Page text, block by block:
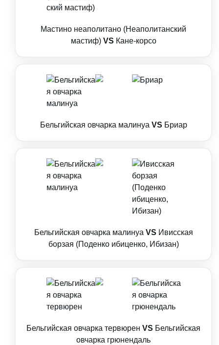
Мастино неаполитано (Неаполитанский
мастиф) VS Кане-корсо
Бельгийская овчарка малинуа VS Бриар
Бельгийская овчарка малинуа VS Ивисская
борзая (Поденко ибиценко, Ибизан)
Бельгийская овчарка тервюрен VS Бельгийская
овчарка грюнендаль